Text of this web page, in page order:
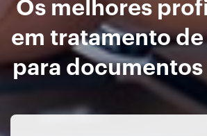
em tratamento
para